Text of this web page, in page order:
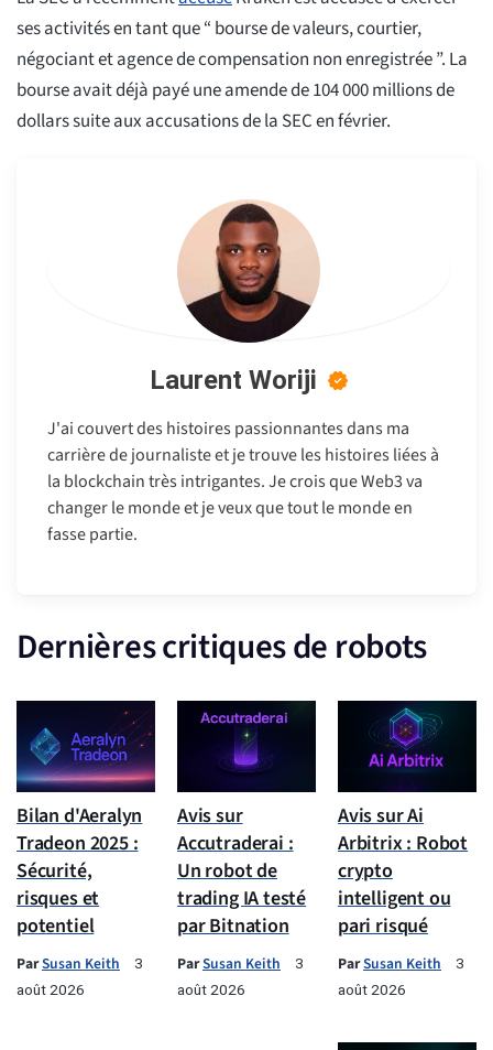
ses activités en tant que “ bourse de valeurs, courtier,
négociant et agence de compensation non enregistrée ”. La
bourse avait déjà payé une amende de 104 000 millions de
dollars suite aux accusations de la SEC en février.
Laurent Woriji
J'ai couvert des histoires passionnantes dans ma
carrière de journaliste et je trouve les histoires liées à
la blockchain très intrigantes. Je crois que Web3 va
changer le monde et je veux que tout le monde en
fasse partie.
Dernières critiques de robots
Bilan d'Aeralyn
Tradeon 2025 :
Sécurité,
risques et
potentiel
ParSusan Keith
3
août 2026
Avis sur
Accutraderai :
Un robot de
trading IA testé
par Bitnation
ParSusan Keith
3
août 2026
Avis sur Ai
Arbitrix : Robot
crypto
intelligent ou
pari risqué
ParSusan Keith
3
août 2026